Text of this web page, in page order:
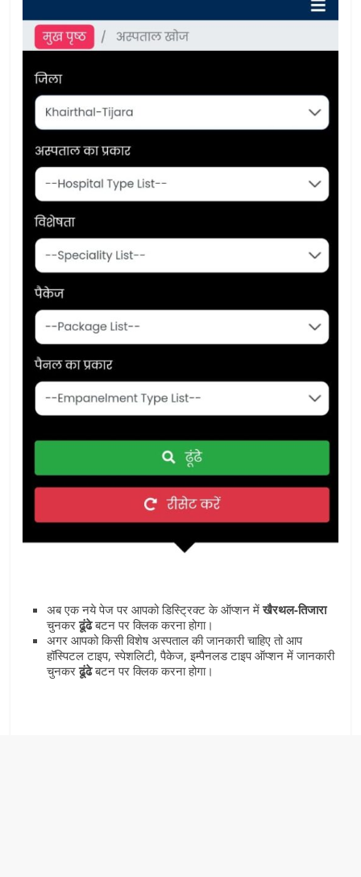
अब एक नये पेज पर आपको डिस्ट्रिक्‍ट के ऑप्‍शन मेंखैरथल-तिजारा
चुनकरढूंढेबटन पर क्लिक करना होगा।
अगर आपको किसी विशेष अस्‍पताल की जानकारी चाहिए तो आप
हॉस्पिटल टाइप, स्पेशलिटी, पैकेज, इम्पैनलड टाइप ऑप्‍शन में जानकारी
चुनकरढूंढेबटन पर क्लिक करना होगा।